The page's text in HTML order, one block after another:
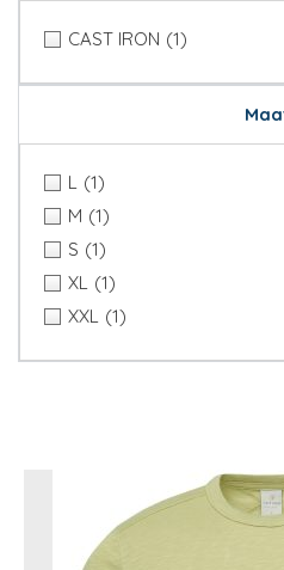
CAST IRON (1)
L (1)
M (1)
S (1)
XL (1)
XXL (1)